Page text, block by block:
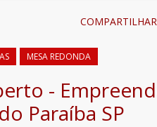
COMPARTILHAR
MESA REDONDA
-
Paraíba SP